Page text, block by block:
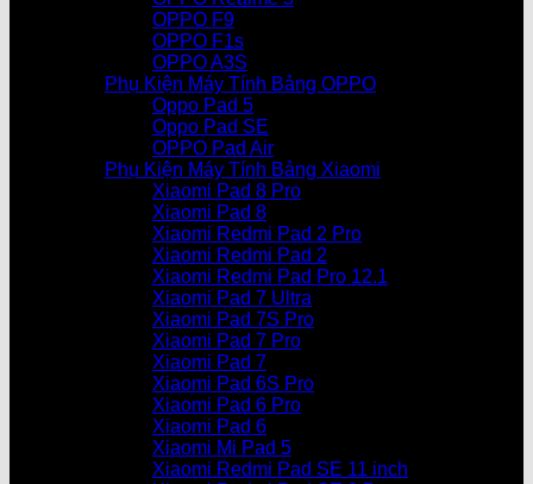
OPPO F9
OPPO F1s
OPPO A3S
Phụ Kiện Máy Tính Bảng OPPO
Oppo Pad 5
Oppo Pad SE
OPPO Pad Air
Phụ Kiện Máy Tính Bảng Xiaomi
Xiaomi Pad 8 Pro
Xiaomi Pad 8
Xiaomi Redmi Pad 2 Pro
Xiaomi Redmi Pad 2
Xiaomi Redmi Pad Pro 12.1
Xiaomi Pad 7 Ultra
Xiaomi Pad 7S Pro
Xiaomi Pad 7 Pro
Xiaomi Pad 7
Xiaomi Pad 6S Pro
Xiaomi Pad 6 Pro
Xiaomi Pad 6
Xiaomi Mi Pad 5
Xiaomi Redmi Pad SE 11 inch